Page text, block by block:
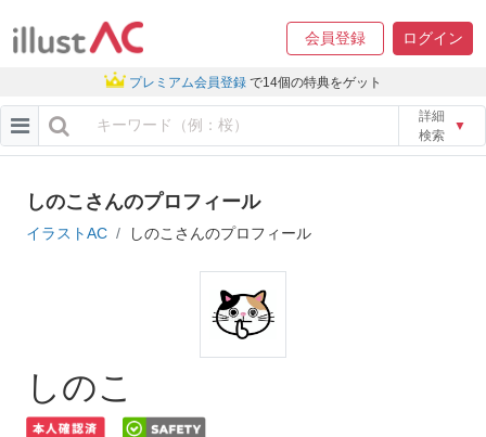
会員登録 ログイン
プレミアム会員登録 で14個の特典をゲット
詳細
検索
▼
しのこさんのプロフィール
イラストAC しのこさんのプロフィール
しのこ